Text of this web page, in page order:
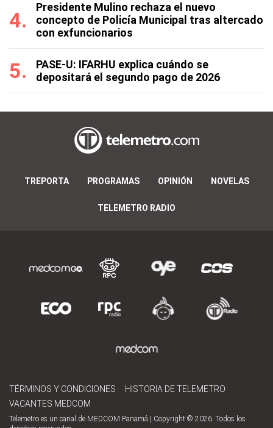
Presidente Mulino rechaza el nuevo
concepto de Policía Municipal tras altercado
con exfuncionarios
PASE-U: IFARHU explica cuándo se
depositará el segundo pago de 2026
TREPORTA PROGRAMAS OPINIÓN NOVELAS
TELEMETRO RADIO
TÉRMINOS Y CONDICIONES
HISTORIA DE TELEMETRO
VACANTES MEDCOM
Telemetro es un canal de MEDCOM Panamá | Copyright © 2026. Todos los